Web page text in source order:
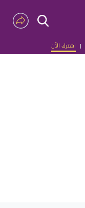
| اشترك الآن